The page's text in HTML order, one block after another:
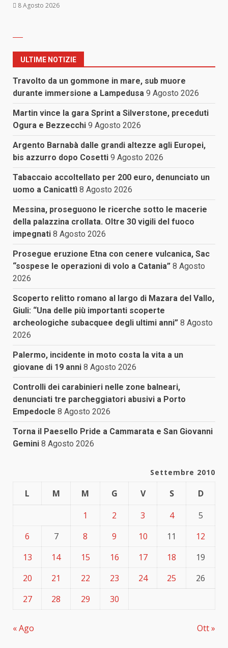
8 Agosto 2026
ULTIME NOTIZIE
Travolto da un gommone in mare, sub muore
durante immersione a Lampedusa 9 Agosto 2026
Martin vince la gara Sprint a Silverstone, preceduti
Ogura e Bezzecchi 9 Agosto 2026
Argento Barnabà dalle grandi altezze agli Europei,
bis azzurro dopo Cosetti 9 Agosto 2026
Tabaccaio accoltellato per 200 euro, denunciato un
uomo a Canicattì 8 Agosto 2026
Messina, proseguono le ricerche sotto le macerie
della palazzina crollata. Oltre 30 vigili del fuoco
impegnati 8 Agosto 2026
Prosegue eruzione Etna con cenere vulcanica, Sac
“sospese le operazioni di volo a Catania” 8 Agosto
2026
Scoperto relitto romano al largo di Mazara del Vallo,
Giuli: “Una delle più importanti scoperte
archeologiche subacquee degli ultimi anni” 8 Agosto
2026
Palermo, incidente in moto costa la vita a un
giovane di 19 anni 8 Agosto 2026
Controlli dei carabinieri nelle zone balneari,
denunciati tre parcheggiatori abusivi a Porto
Empedocle 8 Agosto 2026
Torna il Paesello Pride a Cammarata e San Giovanni
Gemini 8 Agosto 2026
Settembre 2010
L M M G V S
D
1
2 3 4
5
6
7 8 9 10 11
12
13
14 15 16 17 18
19
20
21 22 23 24 25
26
27
28 29 30
« Ago Ott »